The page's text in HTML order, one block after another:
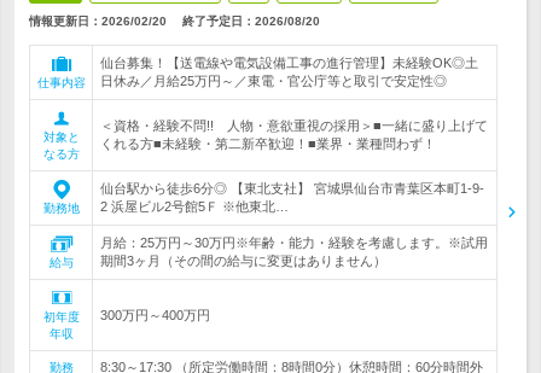
情報更新日：2026/02/20 終了予定日： 2026/08/20
仕事内容
仙台募集！【送電線や電気設備工事の進行管理】未経験OK◎土
日休み／月給25万円～／東電・官公庁等と取引で安定性◎
対象と
なる方
＜資格・経験不問!! 人物・意欲重視の採用＞■一緒に盛り上げて
くれる方■未経験・第二新卒歓迎！■業界・業種問わず！
勤務地
仙台駅から徒歩6分◎ 【東北支社】 宮城県仙台市青葉区本町1-9-
2 浜屋ビル2号館5Ｆ ※他東北…
給与
月給：25万円～30万円※年齢・能力・経験を考慮します。※試用
期間3ヶ月（その間の給与に変更はありません）
初年度
年収
300万円～400万円
勤務 8:30～17:30 （所定労働時間：8時間0分）休憩時間：60分時間外